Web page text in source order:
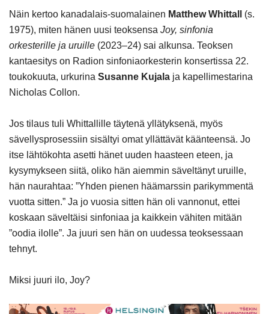
Näin kertoo kanadalais-suomalainen Matthew Whittall
(s.
1975), miten hänen uusi teoksensa Joy, sinfonia
orkesterille ja uruille (2023–24) sai alkunsa. Teoksen
kantaesitys on Radion sinfoniaorkesterin konsertissa 22.
toukokuuta, urkurina Susanne Kujala ja kapellimestarina
Nicholas Collon.
Jos tilaus tuli Whittallille täytenä yllätyksenä, myös
sävellysprosessiin sisältyi omat yllättävät käänteensä. Jo
itse lähtökohta asetti hänet uuden haasteen eteen, ja
kysymykseen siitä, oliko hän aiemmin säveltänyt uruille,
hän naurahtaa: ”Yhden pienen häämarssin parikymmentä
vuotta sitten.” Ja jo vuosia sitten hän oli vannonut, ettei
koskaan säveltäisi sinfoniaa ja kaikkein vähiten mitään
”oodia ilolle”. Ja juuri sen hän on uudessa teoksessaan
tehnyt.
Miksi juuri ilo, Joy?